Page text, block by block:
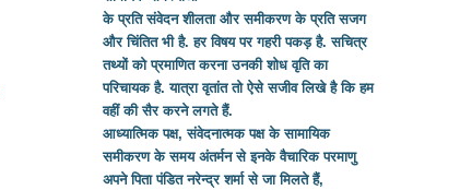
के प्रति संवेदन शीलता और समीकरण के प्रति सजग
और चिंतित भी है. हर विषय पर गहरी पकड़ है. सचित्र
तथ्यों को प्रमाणित करना उनकी शोध वृति का
परिचायक है. यात्रा वृतांत तो ऐसे सजीव लिखे है कि हम
वहीं की सैर करने लगते हैं.
आध्यात्मिक पक्ष, संवेदनात्मक पक्ष के सामायिक
समीकरण के समय अंतर्मन से इनके वैचारिक परमाणु
अपने पिता पंडित नरेन्द्र शर्मा सेजा मिलते हैं,